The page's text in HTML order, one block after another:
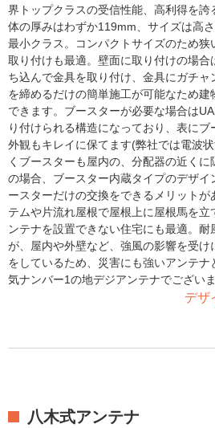
界トップクラスの受信性能、高利得を誇
体の厚みはわずか119mm、サイズは高
最小クラス。コンパクトサイズのため
取り付けも最適。壁面に取り付けの場
ち込んで金具を取り付け、金具にガチャ
を締めるだけの簡単施工が可能なため
できます。ブースターが必要な場合は
り付けられる構造になっており、表に
外観もキレイに保てます(弊社では電波
くブースターも屋内の、分配器の近く
の場合、ブースター内蔵タイプのデザ
ースターだけの交換をできるメリットが
テムや片流れ屋根で屋根上に屋根馬を
ンテナを設置できない住宅にも最適。
が、屋内や外壁など、強風の影響を受け
をしているため、災害にも強いアンテナ
気ナンバー1の地デジアンテナでございま
デザ
八木式アンテナ